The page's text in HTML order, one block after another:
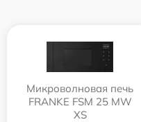
Микроволновая печь
FRANKE FSM 25 MW
XS